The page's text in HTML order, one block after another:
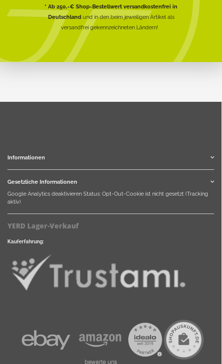
* Ab 250,-€ Shop-Bestellwert versandkostenfrei in
Deutschlandund in den beim jeweiligen Artikel als
versandfrei gekennzeichneten Ländern!
Informationen
Gesetzliche Informationen
Google Analytics deaktivieren Status: Opt-Out-Cookie ist nicht gesetzt (Tracking
aktiv)
YERD Lager-Verkauf
Kauferfahrung: